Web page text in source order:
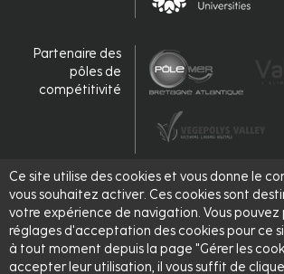
Ce site utilise des cookies et vous donne le
vous souhaitez activer. Ces cookies sont
votre expérience de navigation. Vous pouvez
réglages d'acceptation des cookies pour ce
à tout moment depuis la page "Gérer les
accepter leur utilisation, il vous suffit de
Partenaire des
pôles de
compétitivité
Accrédité,
labellisé